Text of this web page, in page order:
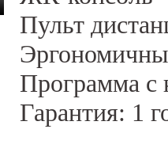
Пульт
Программа с
Гарантия: 1